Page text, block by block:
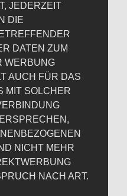
JEDERZEIT
DIE
DATEN ZUM
WERBUNG
AUCH FÜR DAS
MIT SOLCHER
NICHT MEHR
NACH ART.